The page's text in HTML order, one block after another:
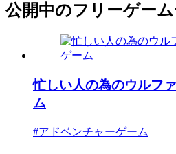
公開中のフリーゲー
忙しい人の為のウルフ
ム
#アドベンチャーゲーム